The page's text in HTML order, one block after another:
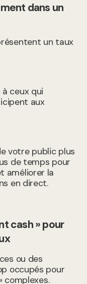
dans un
un taux
ceux qui
aux
votre public plus
de temps pour
améliorer la
en direct.
cash » pour
ou des
occupés pour
complexes.